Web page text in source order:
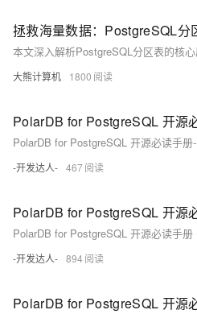
大熊计算机 1800
PolarDB for PostgreSQL 开源必读手册-
-开发达人- 467
PolarDB for PostgreSQL 开源必读手册
-开发达人- 894